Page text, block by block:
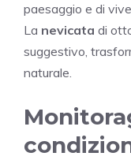
paesaggio e di
La nevicata di
suggestivo,
naturale.